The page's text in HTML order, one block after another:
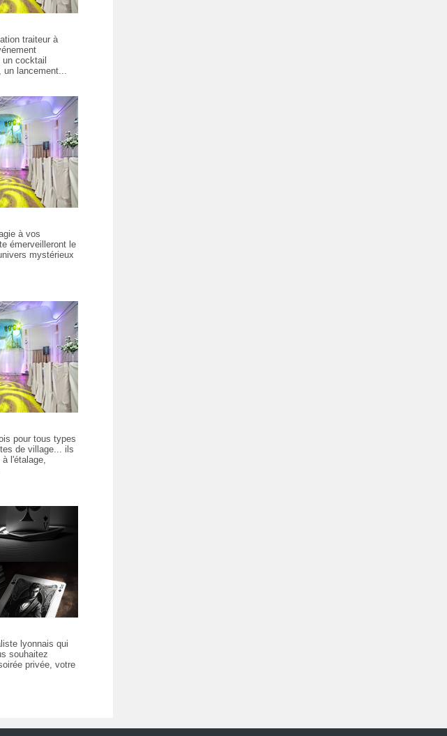
traiteur à
cocktail
un lancement...
à vos
émerveilleront le
mystérieux
pour tous types
de village... ils
l'étalage,
lyonnais qui
souhaitez
privée, votre